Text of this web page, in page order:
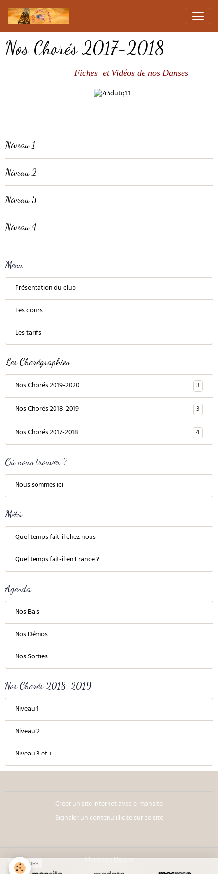
Nos Chorés 2017-2018
Fiches et Vidéos de nos Danses
Niveau 1
Niveau 2
Niveau 3
Niveau 4
Menu
Présentation du club
Les cours
Les tarifs
Les Chorégraphies
Nos Chorés 2019-2020
3
Nos Chorés 2018-2019
3
Nos Chorés 2017-2018
4
Où nous trouver ?
Nous sommes ici
Météo
Quel temps fait-il chez nous
Quel temps fait-il en France ?
Agenda
Nos Bals
Nos Démos
Nos Sorties
Nos Chorés 2018-2019
Niveau 1
Niveau 2
Niveau 3 et +
Créer un site internet avec e-monsite
Signaler un contenu illicite sur ce site
Mentions légales
SPONSORS